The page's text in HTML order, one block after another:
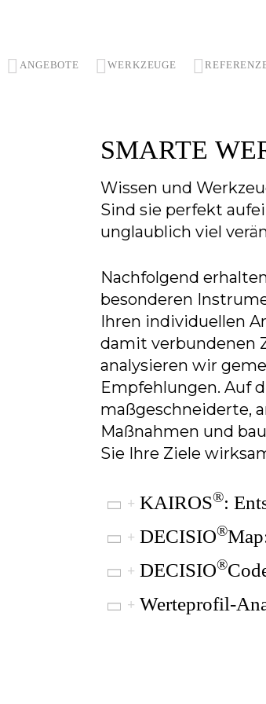
ANGEBOTE WERKZEUGE
SMARTE
Wissen und
Sind sie perfekt
unglaublich viel
Nachfolgend
besonderen
Ihren individuellen
damit verbundenen
analysieren wir
Empfehlungen. Auf
maßgeschneiderte,
Maßnahmen und
Sie Ihre Ziele
KAIROS®:
DECISIO®
DECISIO®
Werteprofil-